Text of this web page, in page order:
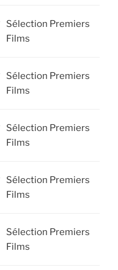
Sélection Premiers
Films
Sélection Premiers
Films
Sélection Premiers
Films
Sélection Premiers
Films
Sélection Premiers
Films